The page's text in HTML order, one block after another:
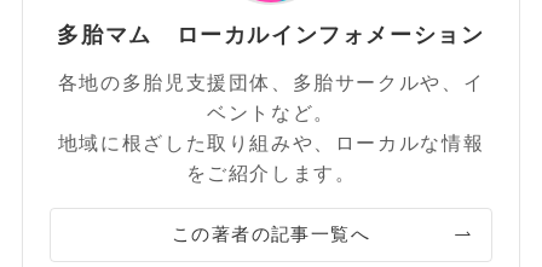
多胎マム ローカルインフォメーション
各地の多胎児支援団体、多胎サークルや、イ
ベントなど。
地域に根ざした取り組みや、ローカルな情報
をご紹介します。
この著者の記事一覧へ